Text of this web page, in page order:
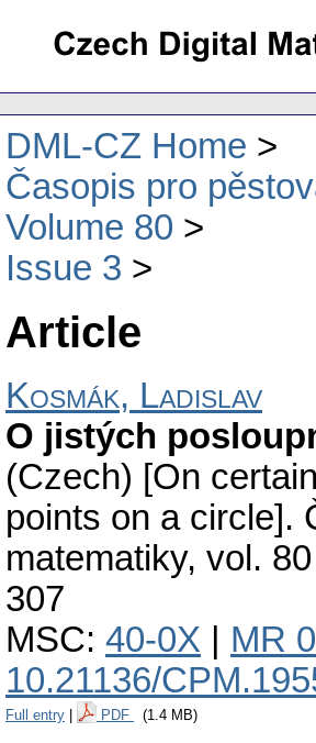
DML-CZ Home
Časopis pro
Volume 80
Issue 3
Article
Kosmák, Ladislav
O jistých
(Czech) [On
points on a circle].
matematiky, vol.
307
MSC: 40-0X
MR
10.21136/
Full entry PDF (1.4 MB)